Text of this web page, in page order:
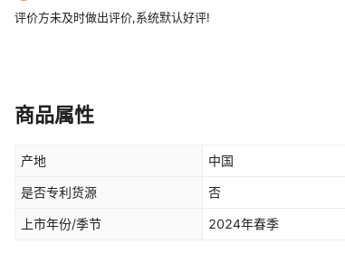
评价方未及时做出评价,系统默认好评!
商品属性
产地 中国
是否专利货源 否
上市年份/季节 2024年春季